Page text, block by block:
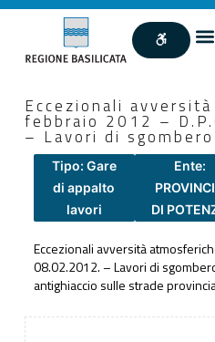
Eccezionali
febbraio 2012 –
– Lavori di
Tipo: Gare
di appalto
lavori
Ente:
DI
Eccezionali avversità
08.02.2012. – Lavori di
antighiaccio sulle strade